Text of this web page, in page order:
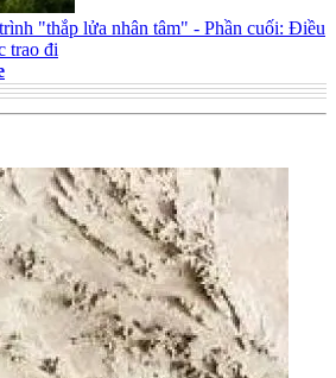
"thắp lửa nhân tâm" - Phần cuối: Điều
trao đi